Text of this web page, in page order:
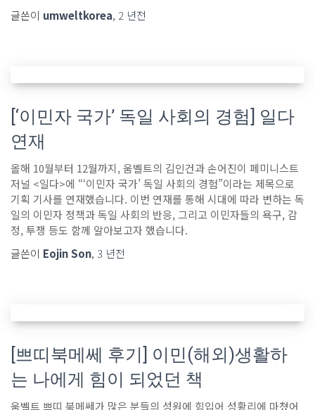
글쓴이 umweltkorea, 2 년전
[‘이민자 국가’ 독일 사회의 경험] 일다
연재
올해 10월부터 12월까지, 움벨트의 김인건과 손어진이 페미니스트
저널 <일다>에 “‘이민자 국가’ 독일 사회의 경험”이라는 제목으로
기획 기사를 연재했습니다. 이번 연재를 통해 시대에 따라 변하는 독
일의 이민자 정책과 독일 사회의 반응, 그리고 이민자들의 욕구, 감
정, 투쟁 등도 함께 알아보고자 했습니다.
글쓴이 Eojin Son, 3 년전
[쁘띠북메쎄 후기] 이민(해외)생활하
는 나에게 힘이 되었던 책
움벨트 쁘띠 북메쎄가 많은 분들의 성원에 힘입어 성황리에 마쳤어